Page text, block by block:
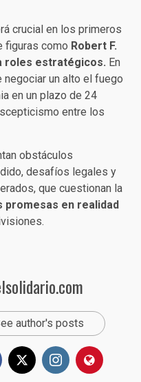
crucial en los primeros
figuras como Robert F.
roles estratégicos. En
un alto el fuego
en un plazo de 24
entre los
obstáculos
desafíos legales y
que cuestionan la
promesas en realidad
author's posts